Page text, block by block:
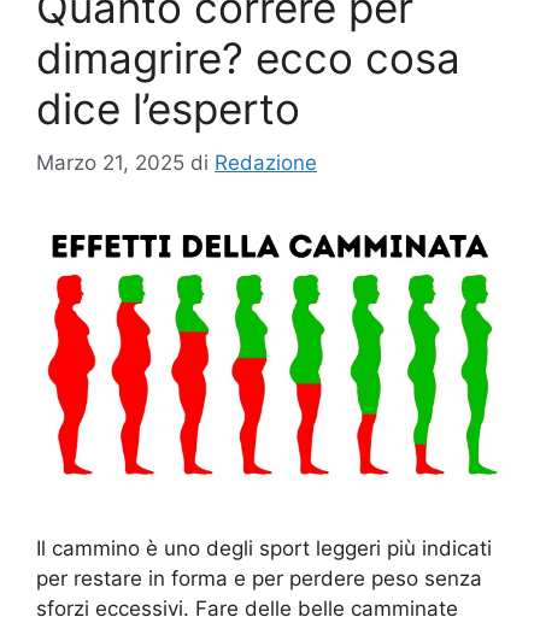
dimagrire? ecco cosa
dice l’esperto
Marzo 21, 2025 di Redazione
Il cammino è uno degli sport leggeri più indicati
per restare in forma e per perdere peso senza
sforzi eccessivi. Fare delle belle camminate